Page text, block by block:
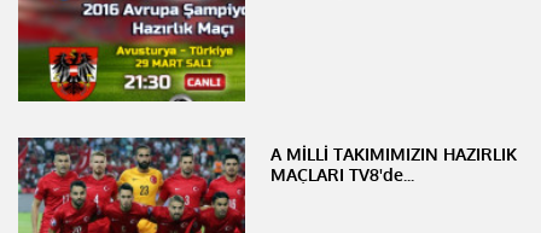
A MİLLİ TAKIMIMIZIN HAZIRLIK
MAÇLARI TV8'de...